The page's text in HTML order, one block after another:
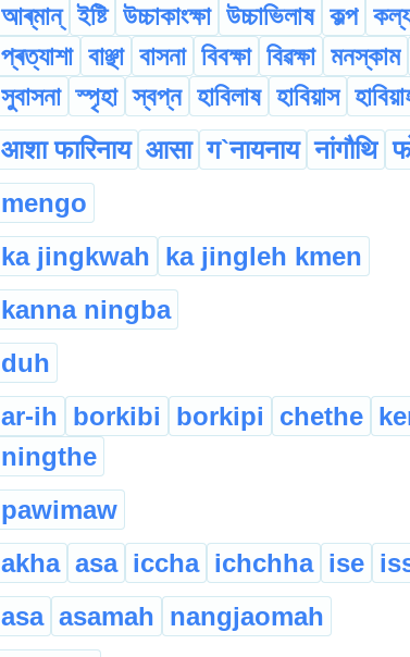
আৰ্‌মান্ ইষ্টি উচ্চাকাংক্ষা উচ্চাভিলাষ কল্প
প্ৰত্যাশা বাঞ্ছা বাসনা বিবক্ষা বিৱক্ষা মনস্কাম
সুবাসনা স্পৃহা স্বপ্ন হাবিলাষ হাবিয়াস
आशा फारिनाय आसा ग`‌नायनाय नांगौथि
mengo
ka jingkwah ka jingleh kmen
kanna ningba
duh
ar-ih borkibi borkipi chethe
ningthe
pawimaw
akha asa iccha ichchha ise
asa asamah nangjaomah